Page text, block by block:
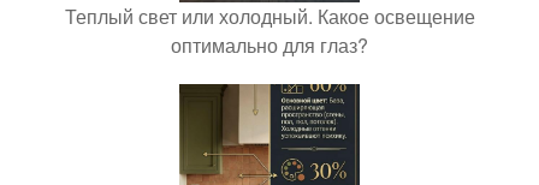
Теплый свет или холодный. Какое освещение
оптимально для глаз?